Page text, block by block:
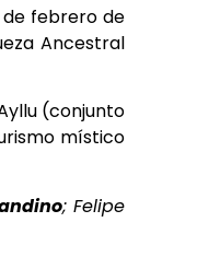
de febrero de
Ancestral
(conjunto
místico
; Felipe